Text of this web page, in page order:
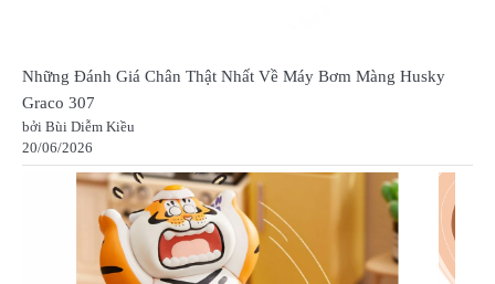
Những Đánh Giá Chân Thật Nhất Về Máy Bơm Màng Husky
Graco 307
bởi Bùi Diễm Kiều
20/06/2026